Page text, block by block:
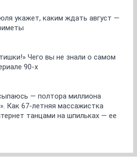
укажет, каким ждать август —
Чего вы не знали о самом
90-х
— полтора миллиона
Как 67-летняя массажистка
танцами на шпильках — ее